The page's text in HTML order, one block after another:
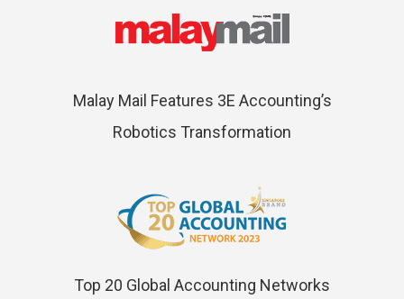
Malay Mail Features 3E Accounting’s
Robotics Transformation
Top 20 Global Accounting Networks